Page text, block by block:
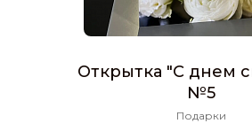
Открытка "С днем
№5
Подарки